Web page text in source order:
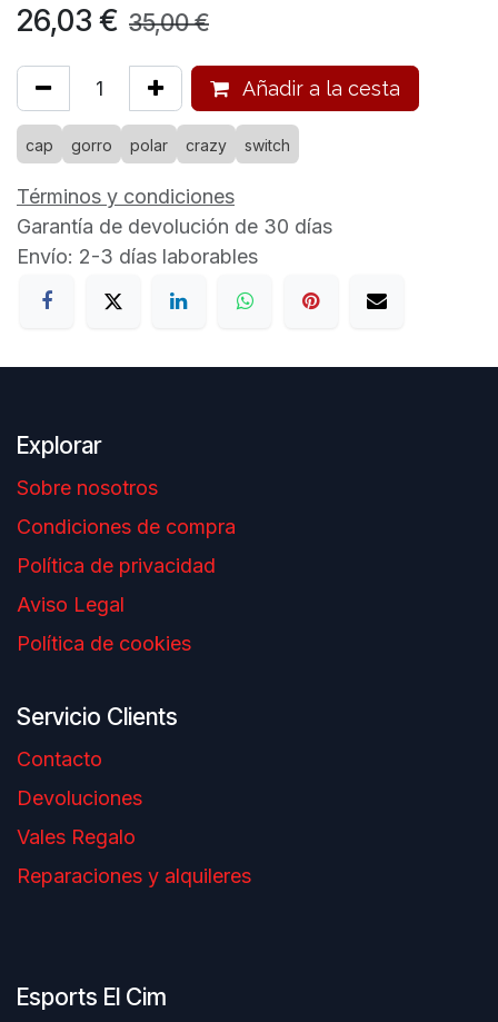
26,03 € 35,00€
Añadir a la cesta
cap gorro polar crazy switch
Términos y condiciones
Garantía de devolución de 30 días
Envío: 2-3 días laborables
Explorar
Sobre nosotros
Condiciones de compra
Política de privacidad
Aviso Legal
Política de cookies
Servicio Clients
Contacto
Devoluciones
Vales Regalo
Reparaciones y alquileres
Esports El Cim